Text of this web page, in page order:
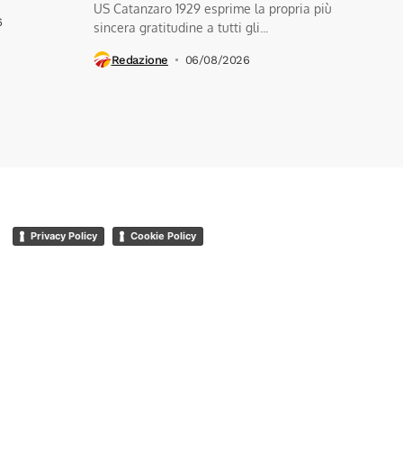
US Catanzaro 1929 esprime la propria più
sincera gratitudine a tutti gli...
Redazione 06/08/2026
Privacy Policy Cookie Policy